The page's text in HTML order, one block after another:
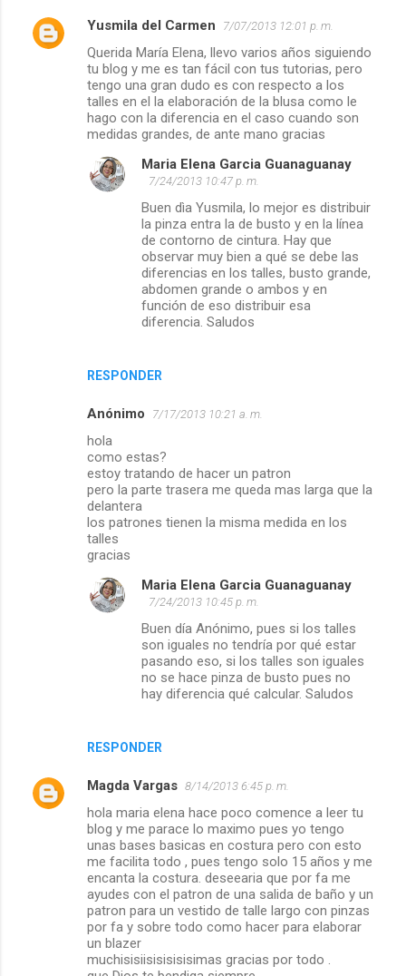
Yusmila del Carmen 7/07/2013 12:01 p. m.
Querida María Elena, llevo varios años siguiendo
tu blog y me es tan fácil con tus tutorias, pero
tengo una gran dudo es con respecto a los
talles en el la elaboración de la blusa como le
hago con la diferencia en el caso cuando son
medidas grandes, de ante mano gracias
RESPONDER
Maria Elena Garcia Guanaguanay
7/24/2013 10:47 p. m.
Buen dìa Yusmila, lo mejor es distribuir
la pinza entra la de busto y en la línea
de contorno de cintura. Hay que
observar muy bien a qué se debe las
diferencias en los talles, busto grande,
abdomen grande o ambos y en
función de eso distribuir esa
diferencia. Saludos
Anónimo 7/17/2013 10:21 a. m.
hola
como estas?
estoy tratando de hacer un patron
pero la parte trasera me queda mas larga que la
delantera
los patrones tienen la misma medida en los
talles
gracias
RESPONDER
Maria Elena Garcia Guanaguanay
7/24/2013 10:45 p. m.
Buen día Anónimo, pues si los talles
son iguales no tendría por qué estar
pasando eso, si los talles son iguales
no se hace pinza de busto pues no
hay diferencia qué calcular. Saludos
Magda Vargas 8/14/2013 6:45 p. m.
hola maria elena hace poco comence a leer tu
blog y me parace lo maximo pues yo tengo
unas bases basicas en costura pero con esto
me facilita todo , pues tengo solo 15 años y me
encanta la costura. deseearia que por fa me
ayudes con el patron de una salida de baño y un
patron para un vestido de talle largo con pinzas
por fa y sobre todo como hacer para elaborar
un blazer
muchisisiisisisisisimas gracias por todo .